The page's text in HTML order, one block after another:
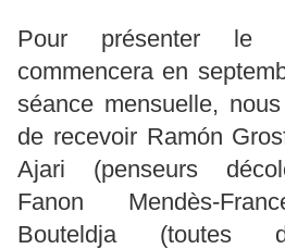
Pour présenter le
commencera en
séance mensuelle,
de recevoir Ramón
Ajari (penseurs
Fanon Mendès-
Bouteldja (toutes